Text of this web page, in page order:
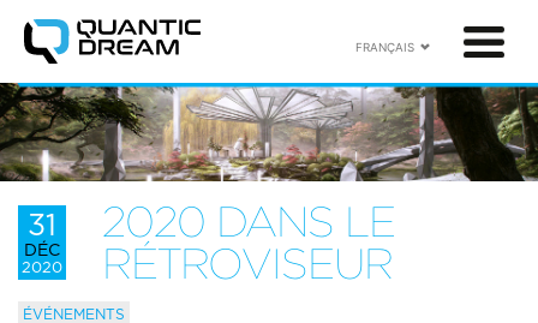
FRANÇAIS
31
DÉC
2020
2020 DANS LE
RÉTROVISEUR
ÉVÉNEMENTS